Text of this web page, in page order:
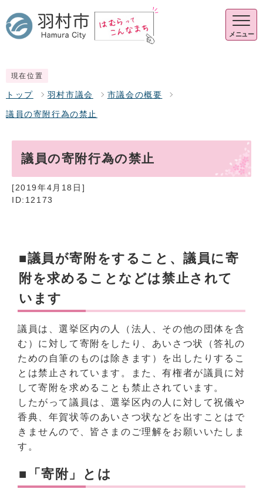
メニュー
現在位置
トップ 羽村市議会 市議会の概要
議員の寄附行為の禁止
議員の寄附行為の禁止
[2019年4月18日]
ID:12173
■議員が寄附をすること、議員に寄
附を求めることなどは禁止されて
います
議員は、選挙区内の人（法人、その他の団体を含
む）に対して寄附をしたり、あいさつ状（答礼の
ための自筆のものは除きます）を出したりするこ
とは禁止されています。また、有権者が議員に対
して寄附を求めることも禁止されています。
したがって議員は、選挙区内の人に対して祝儀や
香典、年賀状等のあいさつ状などを出すことはで
きませんので、皆さまのご理解をお願いいたしま
す。
■「寄附」とは